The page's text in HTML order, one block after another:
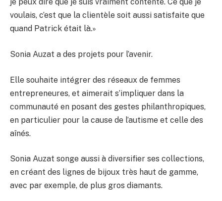
je peux dire que je suis vraiment contente. Ce que je
voulais, c’est que la clientèle soit aussi satisfaite que
quand Patrick était là.»
Sonia Auzat a des projets pour l’avenir.
Elle souhaite intégrer des réseaux de femmes
entrepreneures, et aimerait s’impliquer dans la
communauté en posant des gestes philanthropiques,
en particulier pour la cause de l’autisme et celle des
aînés.
Sonia Auzat songe aussi à diversifier ses collections,
en créant des lignes de bijoux très haut de gamme,
avec par exemple, de plus gros diamants.